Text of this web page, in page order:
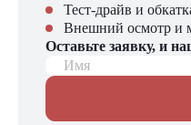
Компания "ЦТО" –
погрузчиков, малой
Мы осуществляем
📞 Звоните прямо сейчас
Тест-драйв и
Внешний осмотр и
Оставьте заявку, и
Имя